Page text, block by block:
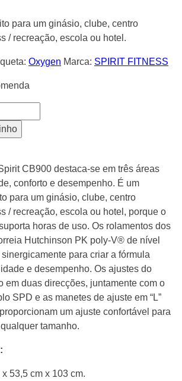
para um ginásio, clube, centro
/ recreação, escola ou hotel.
Oxygen Marca: SPIRIT FITNESS
CB900 destaca-se em três áreas
conforto e desempenho. É um
para um ginásio, clube, centro
/ recreação, escola ou hotel, porque o
horas de uso. Os rolamentos dos
Hutchinson PK poly-V® de nível
para criar a fórmula
e desempenho. Os ajustes do
em duas direcções, juntamente com o
SPD e as manetes de ajuste em “L”
um ajuste confortável para
tamanho.
53,5 cm x 103 cm.